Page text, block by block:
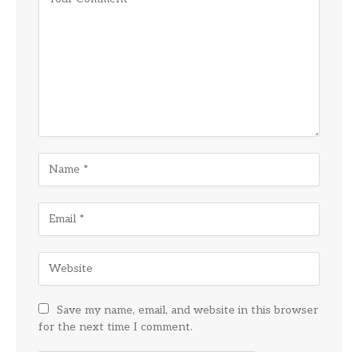
Save my name, email, and website in this browser
for the next time I comment.